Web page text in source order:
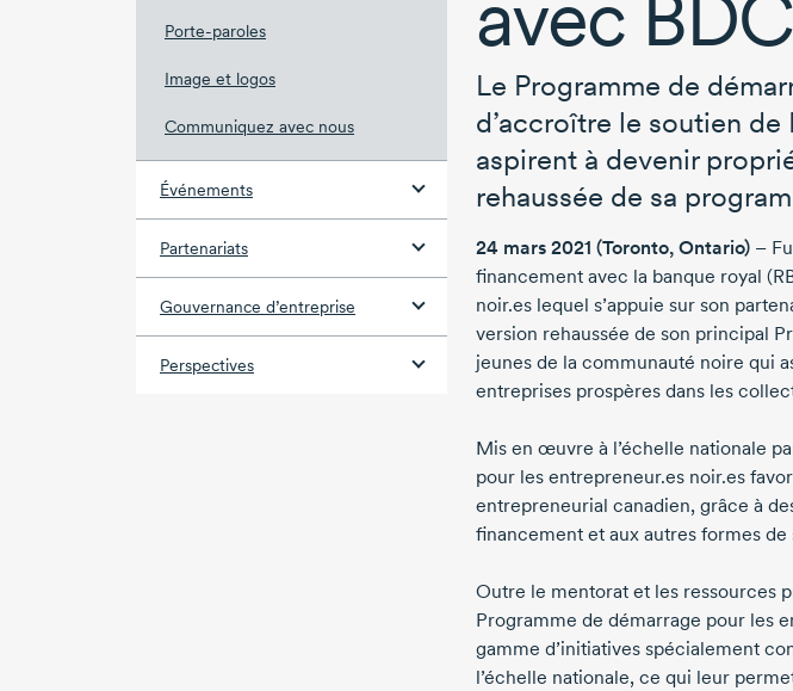
Porte-paroles
Image et logos
Communiquez avec nous
Événements
Partenariats
Gouvernance d’entreprise
Perspectives
avec BDC
Le Programme de
d’accroître le soutien
aspirent à devenir
rehaussée de sa
24 mars 2021 (Toronto, Ontario) –
financement avec la banque royal
noir.es lequel s’appuie sur son
version rehaussée de son principal
jeunes de la communauté noire qui
entreprises prospères dans les
Mis en œuvre à l’échelle nationale
pour les entrepreneur.es noir.es
entrepreneurial canadien, grâce à
financement et aux autres formes
Outre le mentorat et les ressources
Programme de démarrage pour les
gamme d’initiatives spécialement
l’échelle nationale, ce qui leur